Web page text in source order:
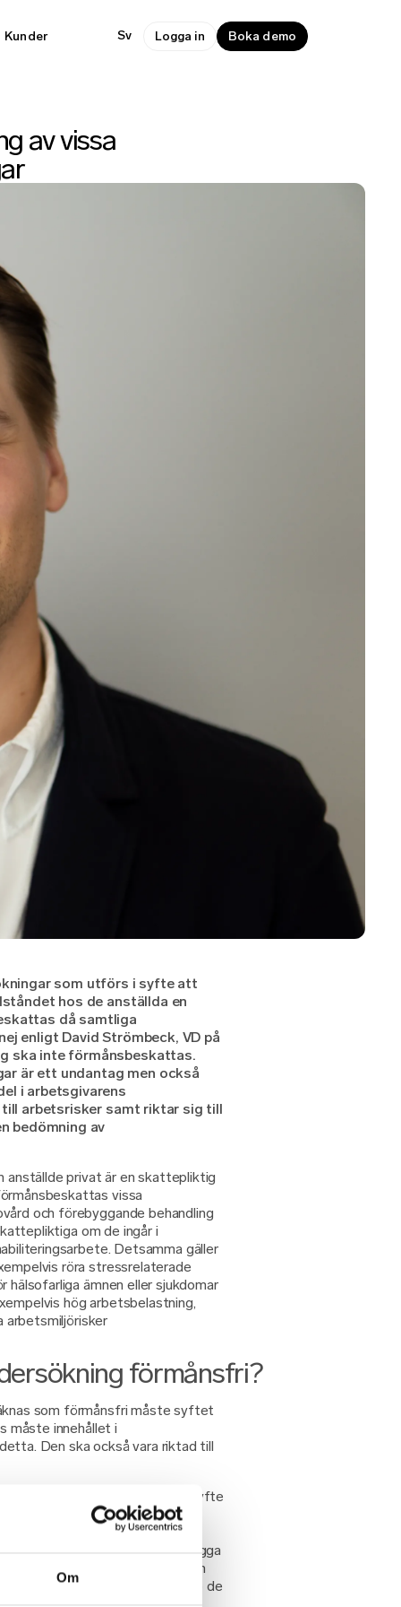
Om
Kunder Sv Logga in Boka demo
av vissa
som utförs i syfte att
hos de anställda en
då samtliga
enligt David Strömbeck, VD på
ska inte förmånsbeskattas.
är ett undantag men också
i arbetsgivarens
arbetsrisker samt riktar sig till
bedömning av
anställde privat är en skattepliktig
vissa
och förebyggande behandling
om de ingår i
Detsamma gäller
röra stressrelaterade
hälsofarliga ämnen eller sjukdomar
hög arbetsbelastning,
arbetsmiljörisker
förmånsfri?
som förmånsfri måste syftet
måste innehållet i
Den ska också vara riktad till
har exempelvis som syfte
för de anställda utifrån de
Vi bedömer att
den har som syfte att förebygga
av hälsoundersökningen och
ändamål och för att fånga upp de